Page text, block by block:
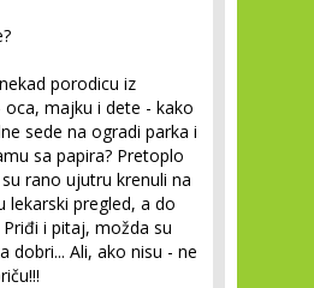
porodicu iz
majku i dete - kako
sede na ogradi parka i
sa papira? Pretoplo
rano ujutru krenuli na
lekarski pregled, a do
i pitaj, možda su
dobri... Ali, ako nisu - ne